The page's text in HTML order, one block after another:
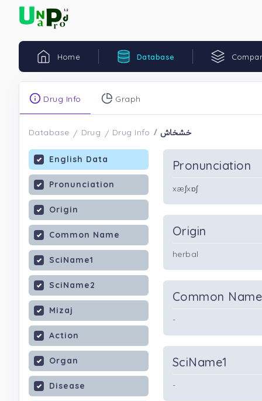
Home Database
Drug Info Graph
Database Drug Drug Info خشخاش
English Data
Pronunciation
Origin
Common Name
SciName1
SciName2
Mizaj
Action
Organ
Disease
Pronunciation
xæʃxɒʃ
Origin
herbal
Common Name
-
SciName1
-